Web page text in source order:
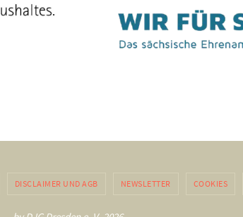
DISCLAIMER UND AGB NEWSLETTER COOKIES